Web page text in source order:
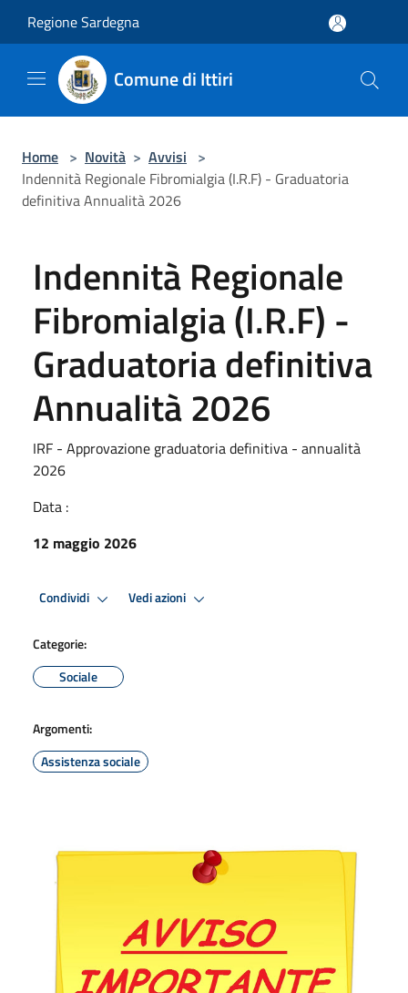
Regione Sardegna
Comune di Ittiri
Home > Novità > Avvisi >
Indennità Regionale Fibromialgia (I.R.F) - Graduatoria
definitiva Annualità 2026
Indennità Regionale
Fibromialgia (I.R.F) -
Graduatoria definitiva
Annualità 2026
IRF - Approvazione graduatoria definitiva - annualità
2026
Data :
12 maggio 2026
Condividi Vedi azioni
Categorie:
Sociale
Argomenti:
Assistenza sociale